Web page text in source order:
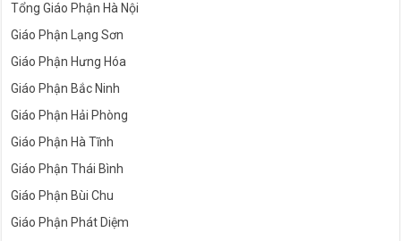
Tổng Giáo Phận Hà Nội
Giáo Phận Lạng Sơn
Giáo Phận Hưng Hóa
Giáo Phận Bắc Ninh
Giáo Phận Hải Phòng
Giáo Phận Hà Tĩnh
Giáo Phận Thái Bình
Giáo Phận Bùi Chu
Giáo Phận Phát Diệm